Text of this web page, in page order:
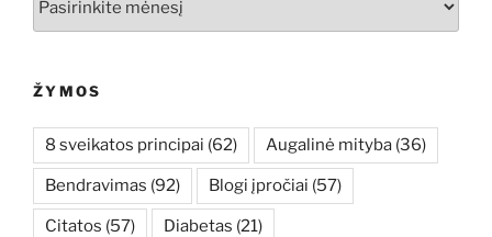
ŽYMOS
8 sveikatos principai (62) Augalinė mityba (36)
Bendravimas (92) Blogi įpročiai (57)
Citatos (57) Diabetas (21)